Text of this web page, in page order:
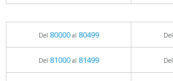
Del 80000al 80499 Del
Del 81000al 81499 Del